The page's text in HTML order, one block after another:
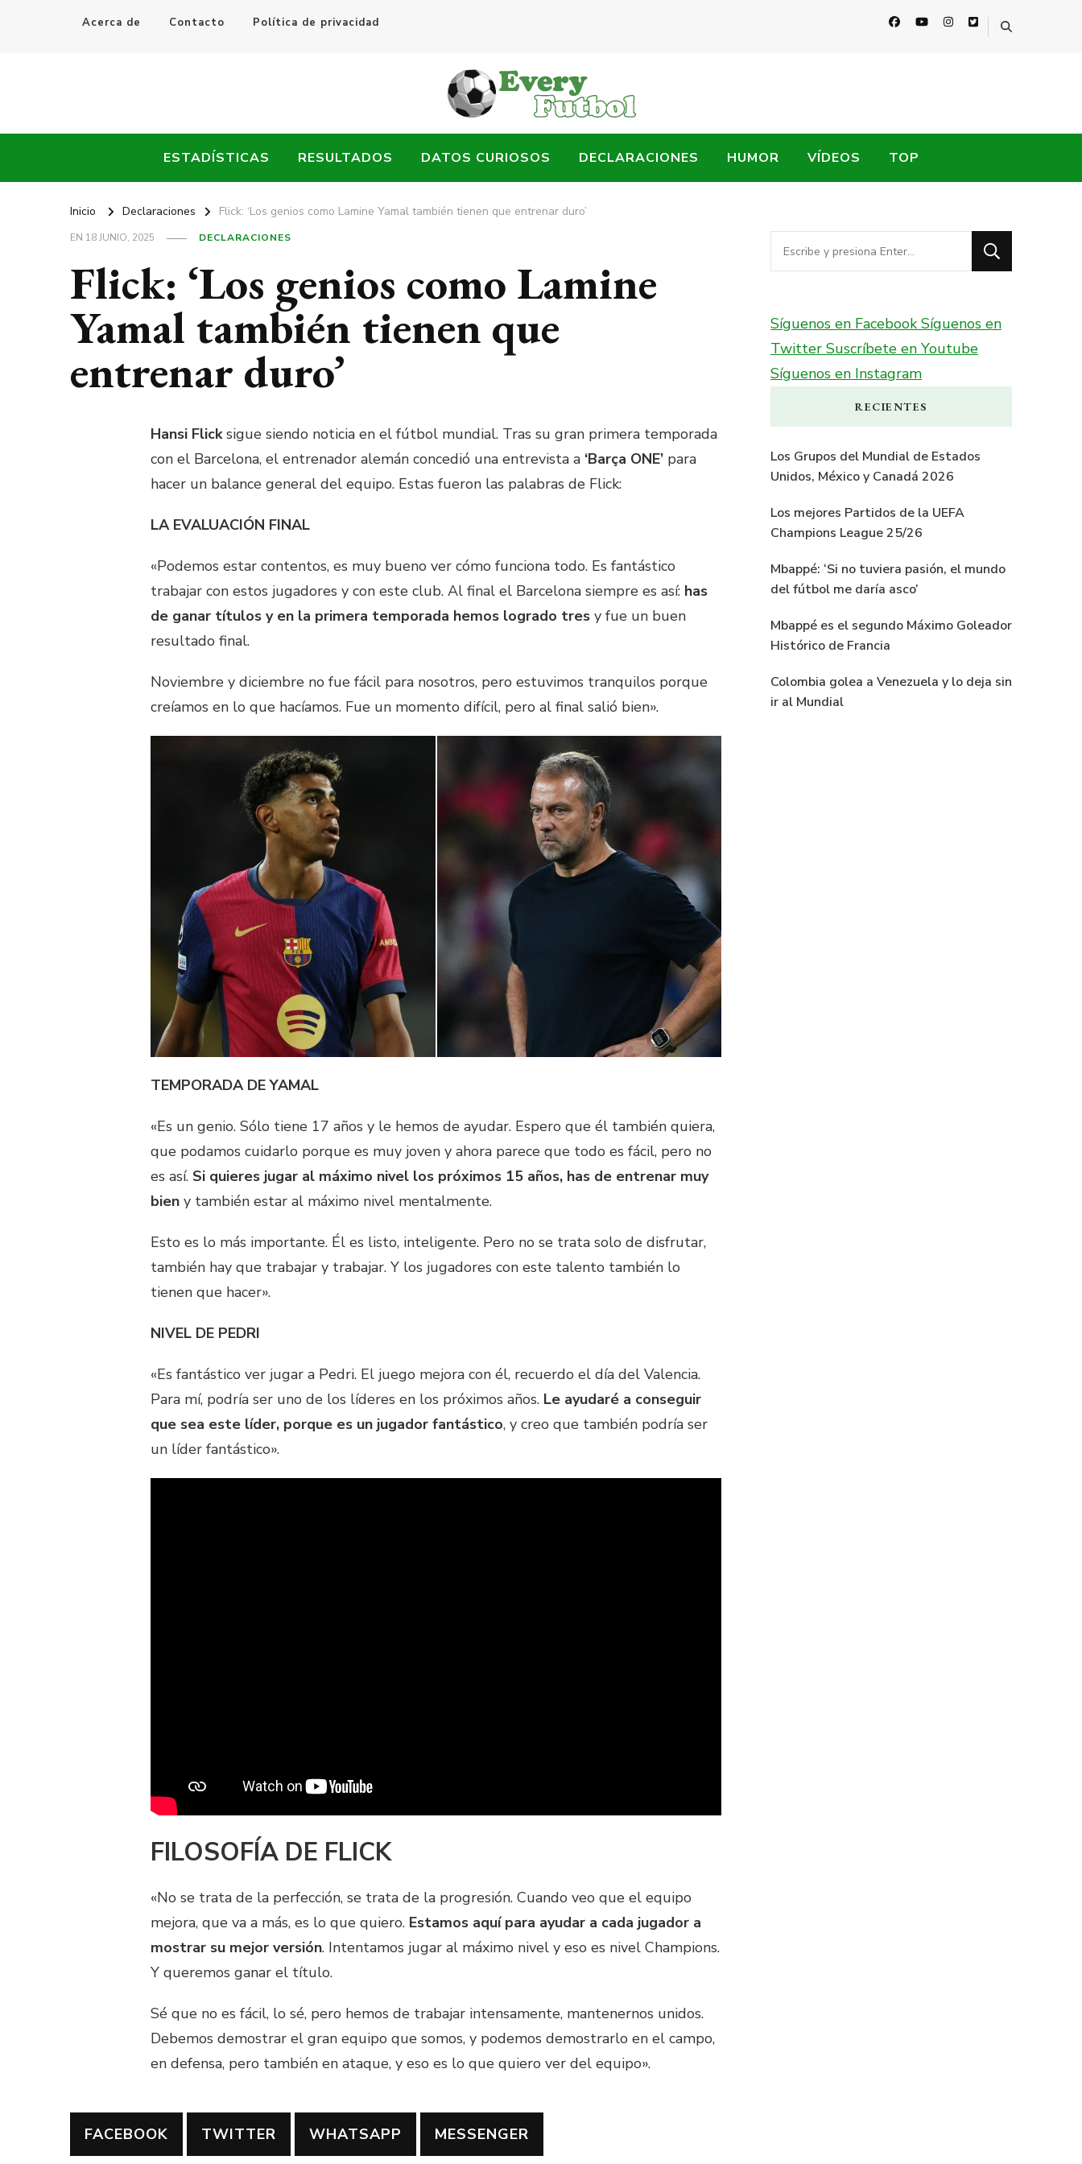
Acerca de Contacto Política de privacidad
Every Fútbol
ESTADÍSTICAS RESULTADOS DATOS CURIOSOS DECLARACIONES HUMOR VÍDEOS TOP
Inicio Declaraciones Flick: ‘Los genios como Lamine Yamal también tienen que entrenar duro’
EN 18 JUNIO, 2025 DECLARACIONES
Flick: ‘Los genios como Lamine
Yamal también tienen que
entrenar duro’
Hansi Flicksigue siendo noticia en el fútbol mundial. Tras su gran primera temporada
con el Barcelona, el entrenador alemán concedió una entrevista a ‘Barça ONE’ para
hacer un balance general del equipo. Estas fueron las palabras de Flick:
LA EVALUACIÓN FINAL
«Podemos estar contentos, es muy bueno ver cómo funciona todo. Es fantástico
trabajar con estos jugadores y con este club. Al final el Barcelona siempre es así: has
de ganar títulos y en la primera temporada hemos logrado tres y fue un buen
resultado final.
Noviembre y diciembre no fue fácil para nosotros, pero estuvimos tranquilos porque
creíamos en lo que hacíamos. Fue un momento difícil, pero al final salió bien».
TEMPORADA DE YAMAL
«Es un genio. Sólo tiene 17 años y le hemos de ayudar. Espero que él también quiera,
que podamos cuidarlo porque es muy joven y ahora parece que todo es fácil, pero no
es así. Si quieres jugar al máximo nivel los próximos 15 años, has de entrenar muy
bien y también estar al máximo nivel mentalmente.
Esto es lo más importante. Él es listo, inteligente. Pero no se trata solo de disfrutar,
también hay que trabajar y trabajar. Y los jugadores con este talento también lo
tienen que hacer».
NIVEL DE PEDRI
«Es fantástico ver jugar a Pedri. El juego mejora con él, recuerdo el día del Valencia.
Para mí, podría ser uno de los líderes en los próximos años. Le ayudaré a conseguir
que sea este líder, porque es un jugador fantástico, y creo que también podría ser
un líder fantástico».
FILOSOFÍA DE FLICK
«No se trata de la perfección, se trata de la progresión. Cuando veo que el equipo
mejora, que va a más, es lo que quiero. Estamos aquí para ayudar a cada jugador a
mostrar su mejor versión. Intentamos jugar al máximo nivel y eso es nivel Champions.
Y queremos ganar el título.
Sé que no es fácil, lo sé, pero hemos de trabajar intensamente, mantenernos unidos.
Debemos demostrar el gran equipo que somos, y podemos demostrarlo en el campo,
en defensa, pero también en ataque, y eso es lo que quiero ver del equipo».
FACEBOOK TWITTER WHATSAPP MESSENGER
¿Buscas
algo?
Síguenos en FacebookSíguenos en
Twitter Suscríbete en Youtube
Síguenos en Instagram
RECIENTES
Los Grupos del Mundial de Estados
Unidos, México y Canadá 2026
Los mejores Partidos de la UEFA
Champions League 25/26
Mbappé: ‘Si no tuviera pasión, el mundo
del fútbol me daría asco’
Mbappé es el segundo Máximo Goleador
Histórico de Francia
Colombia golea a Venezuela y lo deja sin
ir al Mundial